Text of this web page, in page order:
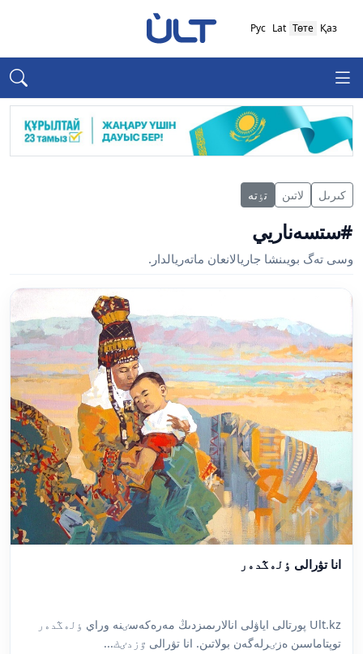
Қаз
Төте
Lat
Рус
كىرىل لاتىن تٶتە
#ستسەناريي
وسى تەگ بويىنشا جاريالانعان ماتەريالدار.
انا تۋرالى ٶلەڭدەر
Ult.kz پورتالى اياۋلى انالارىمىزدىڭ مەرەكەسٸنە وراي ٶلەڭدەر
توپتاماسىن ەزٸرلەگەن بولاتىن. انا تۋرالى ٷزدٸك...